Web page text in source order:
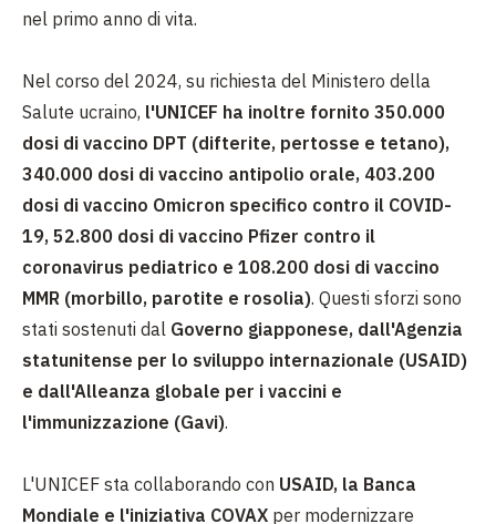
nel primo anno di vita.
Nel corso del 2024, su richiesta del Ministero della
Salute ucraino, l'UNICEF ha inoltre fornito 350.000
dosi di vaccino DPT (difterite, pertosse e tetano),
340.000 dosi di vaccino antipolio orale, 403.200
dosi di vaccino Omicron specifico contro il COVID-
19, 52.800 dosi di vaccino Pfizer contro il
coronavirus pediatrico e 108.200 dosi di vaccino
MMR (morbillo, parotite e rosolia). Questi sforzi sono
stati sostenuti dal Governo giapponese, dall'Agenzia
statunitense per lo sviluppo internazionale (USAID)
e dall'Alleanza globale per i vaccini e
l'immunizzazione (Gavi).
L'UNICEF sta collaborando con USAID, la Banca
Mondiale e l'iniziativa COVAX per modernizzare